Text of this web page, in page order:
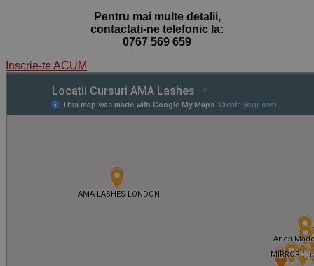
Pentru mai multe detalii,
contactati-ne telefonic la:
0767 569 659
Inscrie-te ACUM